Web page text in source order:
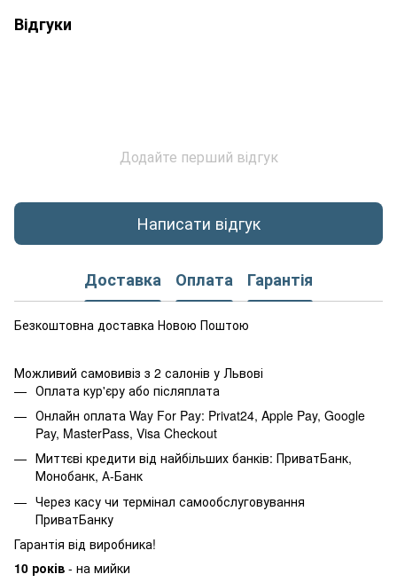
Відгуки
Додайте перший відгук
Написати відгук
Доставка Оплата Гарантія
Безкоштовна доставка Новою Поштою
Можливий самовивіз з 2 салонів у Львові
Оплата кур'єру або післяплата
Онлайн оплата Way For Pay: Privat24, Apple Pay, Google
Pay, MasterPass, Visa Checkout
Миттєві кредити від найбільших банків: ПриватБанк,
Монобанк, А-Банк
Через касу чи термінал самообслуговування
ПриватБанку
Гарантія від виробника!
10 років - на мийки